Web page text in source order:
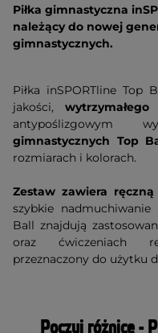
Piłka gimnastyczna
należący do nowej
gimnastycznych.
Piłka inSPORTline Top
jakości,wytrzymałego
antypoślizgowym
gimnastycznych Top
rozmiarach i kolorach.
Zestaw zawiera
szybkie nadmuchiwanie
Ball znajdują
oraz ćwiczeniach
przeznaczony do użytku
Poczuj różnicę -